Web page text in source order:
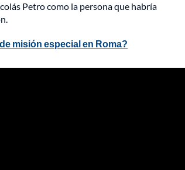
Petro como la persona que habría
misión especial en Roma?